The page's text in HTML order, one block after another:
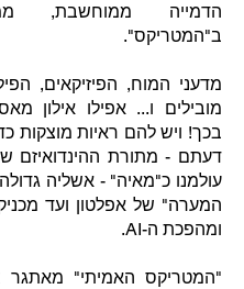
הדמייה ממוחשבת,
ב"המטריקס".
מדעני המוח, הפיזיקאים,
מובילים ו... אפילו אילון
בכך! ויש להם ראיות מוצקות
דעתם - מתורת ההינדואיזם
עולמנו כ"מאיה" - אשליה
המערה" של אפלטון ועד
ומהפכת ה-AI.
"המטריקס האמיתי" מאתגר